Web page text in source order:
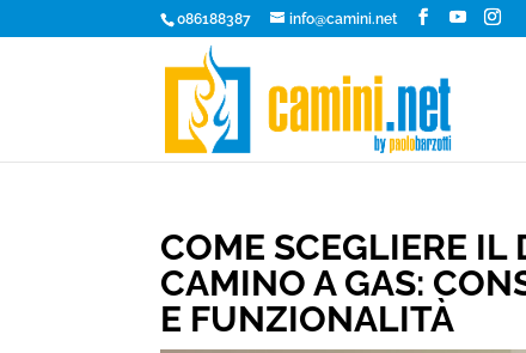
086188387 info@camini.net
COME SCEGLIERE IL
CAMINO A GAS:
E FUNZIONALITÀ